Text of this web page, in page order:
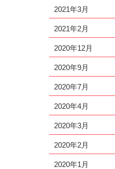
2021年3月
2021年2月
2020年12月
2020年9月
2020年7月
2020年4月
2020年3月
2020年2月
2020年1月